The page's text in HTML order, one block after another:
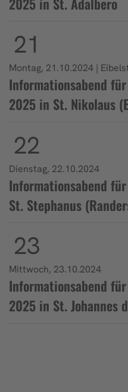
21
Montag, 21.10.2024 |
Informationsabend
2025 in St. Nikolaus
22
Dienstag, 22.10.2024
Informationsabend
St. Stephanus
23
Mittwoch, 23.10.2024
Informationsabend
2025 in St. Johannes